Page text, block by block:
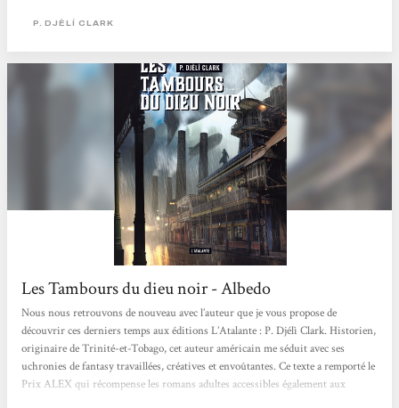
P. DJÈLÍ CLARK
Les Tambours du dieu noir - Albedo
Nous nous retrouvons de nouveau avec l’auteur que je vous propose de
découvrir ces derniers temps aux éditions L’Atalante : P. Djélì Clark. Historien,
originaire de Trinité-et-Tobago, cet auteur américain me séduit avec ses
uchronies de fantasy travaillées, créatives et envoûtantes. Ce texte a remporté le
Prix ALEX qui récompense les romans adultes accessibles également aux